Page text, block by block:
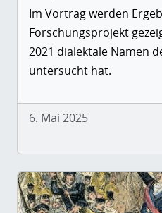
Im Vortrag werden
Forschungsprojekt
2021 dialektale Namen
untersucht hat.
6. Mai 2025